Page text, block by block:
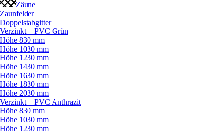
Zäune
Zaunfelder
Doppelstabgitter
Verzinkt + PVC Grün
Höhe 830 mm
Höhe 1030 mm
Höhe 1230 mm
Höhe 1430 mm
Höhe 1630 mm
Höhe 1830 mm
Höhe 2030 mm
Verzinkt + PVC Anthrazit
Höhe 830 mm
Höhe 1030 mm
Höhe 1230 mm